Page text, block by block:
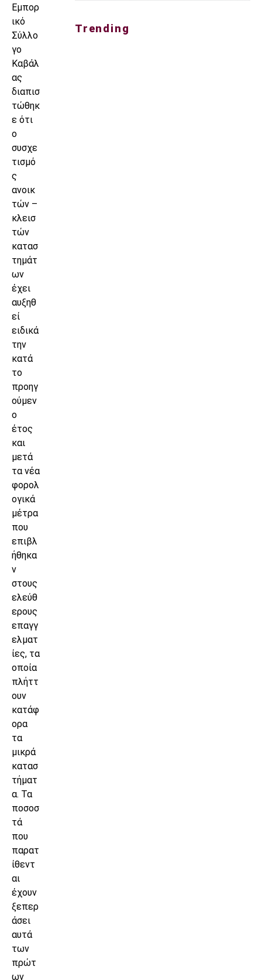
Εμπορ
ικό
Σύλλο
γο
Καβάλ
ας
διαπισ
τώθηκ
ε ότι
ο
συσχε
τισμό
ς
ανοικ
τών –
κλεισ
τών
κατασ
τημάτ
ων
έχει
αυξηθ
εί
ειδικά
την
κατά
το
προηγ
ούμεν
ο
έτος
και
μετά
τα νέα
φορολ
ογικά
μέτρα
που
επιβλ
ήθηκα
ν
στους
ελεύθ
ερους
επαγγ
ελματ
ίες, τα
οποία
πλήττ
ουν
κατάφ
ορα
τα
μικρά
κατασ
τήματ
α. Τα
ποσοσ
τά
που
παρατ
ίθεντ
αι
έχουν
ξεπερ
άσει
αυτά
των
πρώτ
ων
Trending